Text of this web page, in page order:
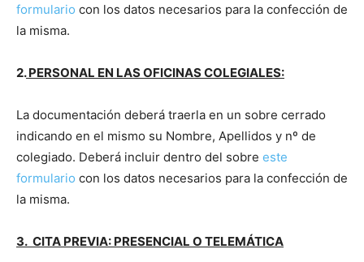
formulario con los datos necesarios para la confección de
la misma.
2.PERSONAL EN LAS OFICINAS COLEGIALES:
La documentación deberá traerla en un sobre cerrado
indicando en el mismo su Nombre, Apellidos y nº de
colegiado. Deberá incluir dentro del sobre este
formulario con los datos necesarios para la confección de
la misma.
3. CITA PREVIA: PRESENCIAL O TELEMÁTICA